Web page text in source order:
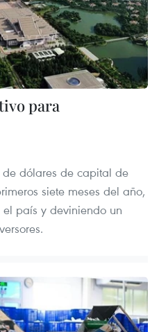
para
dólares de capital de
siete meses del año,
país y deviniendo un